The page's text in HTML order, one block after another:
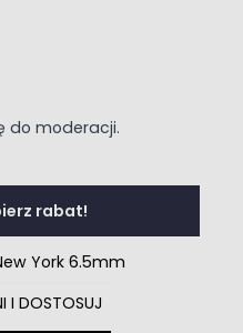
do moderacji.
rabat!
York 6.5mm
I DOSTOSUJ